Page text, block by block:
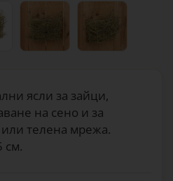
ясли за зайци,
на сено и за
телена мрежа.
см.